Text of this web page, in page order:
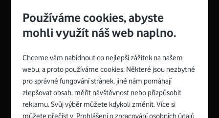
Zyxel VMG8623-T50B:
Rozměry modemu jsou 16 x 22 x 7,5 cm (včetně stojánku)
a nabízí 4 gigabitové LAN porty a bezdrátové připojení Wi-
Spojte se s Vodafonem
Používáme cookies, abyste
mohli využít náš web naplno.
Chceme vám nabídnout co nejlepší zážitek na našem
webu, a proto používáme cookies. Některé jsou nezbytné
pro správné fungování stránek, jiné nám pomáhají
zlepšovat obsah, měřit návštěvnost nebo přizpůsobit
reklamu. Svůj výběr můžete kdykoli změnit. Více si
můžete přečíst v Prohlášení o zpracování osobních údajů